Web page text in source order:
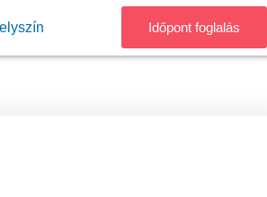
Időpont foglalás